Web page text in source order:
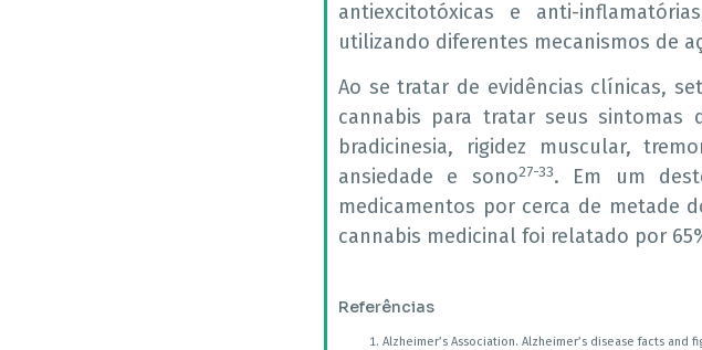
antiexcitotóxicas e anti-
utilizando diferentes mecanismos de
Ao se tratar de evidências clínicas,
cannabis para tratar seus sintomas
bradicinesia, rigidez muscular,
ansiedade e sono27-33. Em um
medicamentos por cerca de metade
cannabis medicinal foi relatado por
Referências
Alzheimer’s Association. Alzheimer’s disease facts and